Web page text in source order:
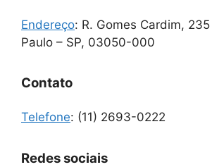
Endereço: R. Gomes Cardim,
Paulo – SP, 03050-000
Contato
Telefone: (11) 2693-0222
Redes sociais